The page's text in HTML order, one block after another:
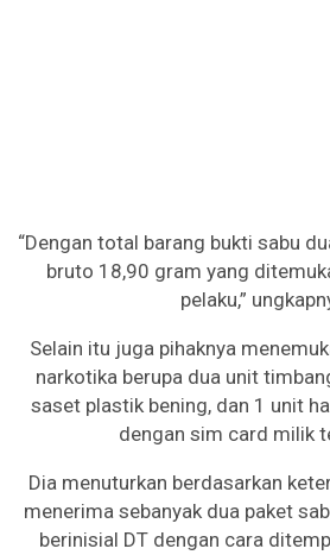
“Dengan total barang bukti sabu
bruto 18,90 gram yang
pelaku,”
Selain itu juga pihaknya
narkotika berupa dua unit
saset plastik bening, dan 1 unit
dengan sim card milik
Dia menuturkan berdasarkan
menerima sebanyak dua paket
berinisial DT dengan cara